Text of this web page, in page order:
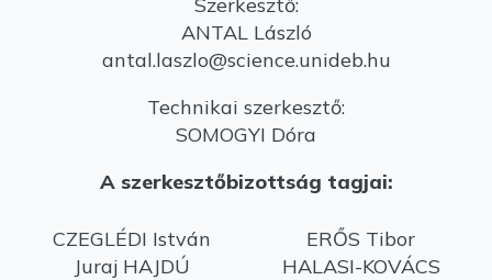
ANTAL László
antal.laszlo@science.unideb.hu
Technikai szerkesztő:
SOMOGYI Dóra
A szerkesztőbizottság tagjai:
CZEGLÉDI István
ERŐS Tibor
Juraj HAJDÚ
HALASI-KOVÁCS